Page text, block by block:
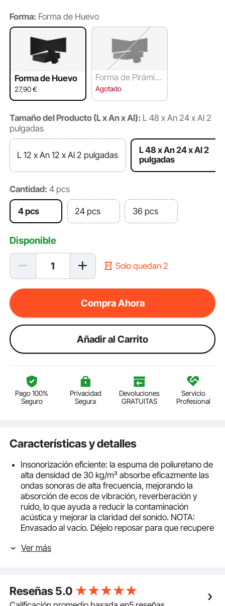
Forma: Forma de Huevo
Forma de Huevo
27,90€
Forma de Pirámid
e
Agotado
Tamaño del Producto (L x An x Al): L 48 x An 24 x Al 2
pulgadas
L 12 x An 12 x Al 2 pulgadas
L 48 x An 24 x Al 2
pulgadas
Cantidad: 4 pcs
4 pcs 24 pcs 36 pcs
Disponible
Solo quedan 2
Compra Ahora
Añadir al Carrito
Pago 100%
Seguro
Privacidad
Segura
Devoluciones
GRATUITAS
Servicio
Profesional
Características y detalles
Insonorización eficiente: la espuma de poliuretano de
alta densidad de 30 kg/m³ absorbe eficazmente las
ondas sonoras de alta frecuencia, mejorando la
absorción de ecos de vibración, reverberación y
ruido, lo que ayuda a reducir la contaminación
acústica y mejorar la claridad del sonido. NOTA:
Envasado al vacío. Déjelo reposar para que recupere
contactar con nuestro servicio de atención al cliente.
y seguridad. Recupera rápidamente su forma original
después de abrirlo, manteniendo su forma completa
Ver más
Reseñas5.0